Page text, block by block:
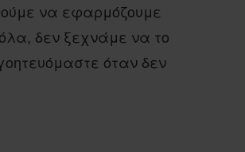
να εφαρμόζουμε
δεν ξεχνάμε να το
όταν δεν